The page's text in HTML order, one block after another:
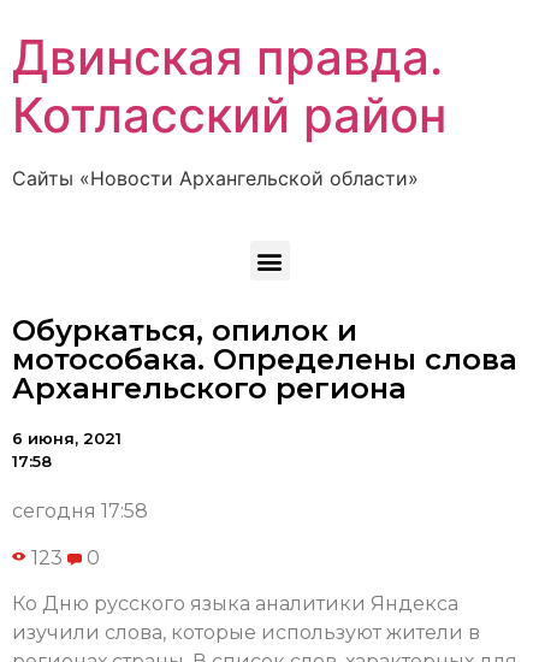
Двинская правда.
Котласский район
Сайты «Новости Архангельской области»
Обуркаться, опилок и
мотособака. Определены слова
Архангельского региона
6 июня, 2021
17:58
сегодня 17:58
123 0
Ко Дню русского языка аналитики Яндекса
изучили слова, которые используют жители в